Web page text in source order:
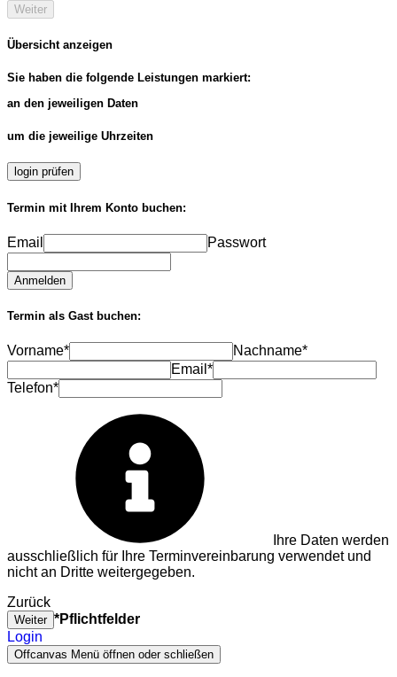
Weiter
Übersicht anzeigen
Sie haben die folgende Leistungen markiert:
an den jeweiligen Daten
um die jeweilige Uhrzeiten
login prüfen
Termin mit Ihrem Konto buchen:
Email Passwort
Anmelden
Termin als Gast buchen:
Vorname*
Nachname*
Email*
Telefon*
Ihre Daten werden
ausschließlich für Ihre Terminvereinbarung verwendet und
nicht an Dritte weitergegeben.
Zurück
Weiter *Pflichtfelder
Login
Offcanvas Menü öffnen oder schließen